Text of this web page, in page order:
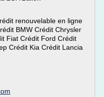
renouvelable en ligne
BMW Crédit Chrysler
Fiat Crédit Ford Crédit
Crédit Kia Crédit Lancia